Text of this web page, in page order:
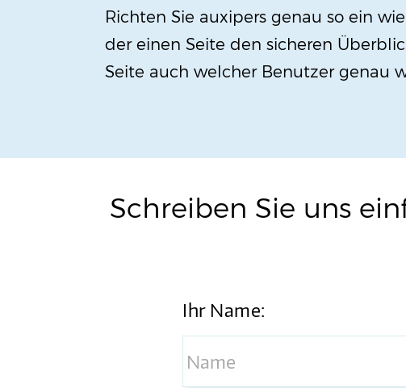
Richten Sie auxipers genau so ein
der einen Seite den sicheren
Seite auch welcher Benutzer genau
Schreiben Sie uns
Ihr Name: